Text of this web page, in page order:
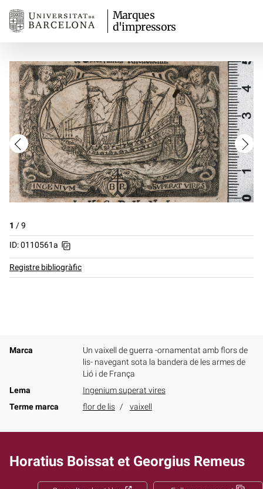
Marques
d'impressors
1 /9
ID: 0110561a
Registre bibliogràfic
Marca
Un vaixell de guerra -ornamentat amb flors de
lis- navegant sota la bandera de les armes de
Lió i de França
Lema
Ingenium superat vires
Terme marca
flor de lis vaixell
Horatius Boissat et Georgius Remeus